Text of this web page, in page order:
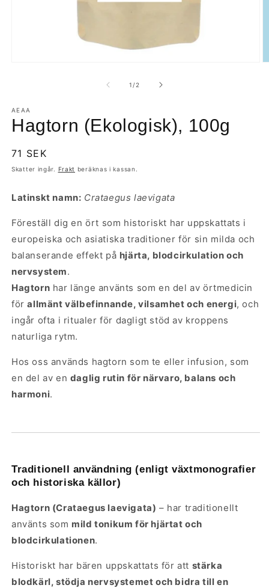
1 /av
2
AEAA
Hagtorn (Ekologisk), 100g
Ordinarie
pris
71 SEK
Skatter ingår. Frakt beräknas i kassan.
Latinskt namn: Crataegus laevigata
Föreställ dig en ört som historiskt har uppskattats i
europeiska och asiatiska traditioner för sin milda och
balanserande effekt på hjärta, blodcirkulation och
nervsystem.
Hagtorn har länge använts som en del av örtmedicin
förallmänt välbefinnande, vilsamhet och energi, och
ingår ofta i ritualer för dagligt stöd av kroppens
naturliga rytm.
Hos oss används hagtorn som te eller infusion, som
en del av en daglig rutin för närvaro, balans och
harmoni.
Traditionell användning (enligt växtmonografier
och historiska källor)
Hagtorn (Crataegus laevigata) – har traditionellt
använts som mild tonikum för hjärtat och
blodcirkulationen.
Historiskt har bären uppskattats för att stärka
blodkärl, stödja nervsystemet och bidra till en